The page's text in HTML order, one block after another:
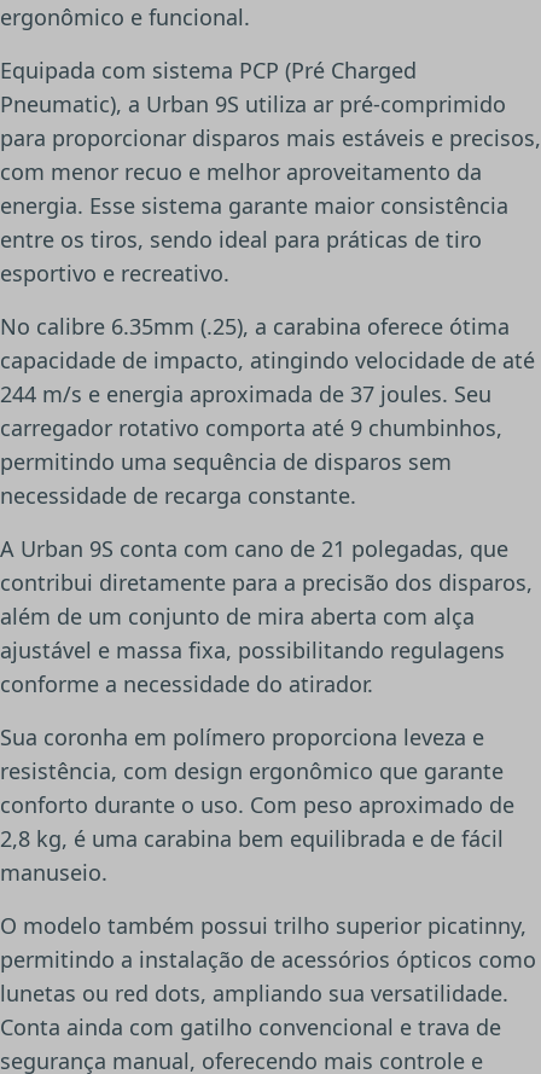
ergonômico e funcional.
Equipada com sistema PCP (Pré Charged
Pneumatic), a Urban 9S utiliza ar pré-comprimido
para proporcionar disparos mais estáveis e precisos,
com menor recuo e melhor aproveitamento da
energia. Esse sistema garante maior consistência
entre os tiros, sendo ideal para práticas de tiro
esportivo e recreativo.
No calibre 6.35mm (.25), a carabina oferece ótima
capacidade de impacto, atingindo velocidade de até
244 m/s e energia aproximada de 37 joules. Seu
carregador rotativo comporta até 9 chumbinhos,
permitindo uma sequência de disparos sem
necessidade de recarga constante.
A Urban 9S conta com cano de 21 polegadas, que
contribui diretamente para a precisão dos disparos,
além de um conjunto de mira aberta com alça
ajustável e massa fixa, possibilitando regulagens
conforme a necessidade do atirador.
Sua coronha em polímero proporciona leveza e
resistência, com design ergonômico que garante
conforto durante o uso. Com peso aproximado de
2,8 kg, é uma carabina bem equilibrada e de fácil
manuseio.
O modelo também possui trilho superior picatinny,
permitindo a instalação de acessórios ópticos como
lunetas ou red dots, ampliando sua versatilidade.
Conta ainda com gatilho convencional e trava de
segurança manual, oferecendo mais controle e